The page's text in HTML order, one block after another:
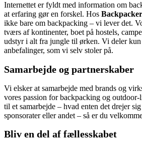
Internettet er fyldt med information om
at erfaring gør en forskel. Hos
ikke bare om backpacking – vi lever det.
tværs af kontinenter, boet på hostels,
udstyr i alt fra jungle til ørken. Vi deler kun
anbefalinger, som vi selv stoler på.
Samarbejde og partnerskaber
Vi elsker at samarbejde med brands og
vores passion for backpacking og
til et samarbejde – hvad enten det drejer
sponsorater eller andet – så er du
Bliv en del af fællesskabet